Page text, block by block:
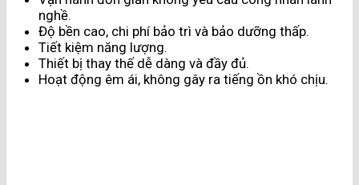
nghề.
Độ bền cao, chi phí bảo trì và bảo dưỡng thấp.
Tiết kiệm năng lượng.
Thiết bị thay thế dễ dàng và đầy đủ.
Hoạt động êm ái, không gây ra tiếng ồn khó chịu.